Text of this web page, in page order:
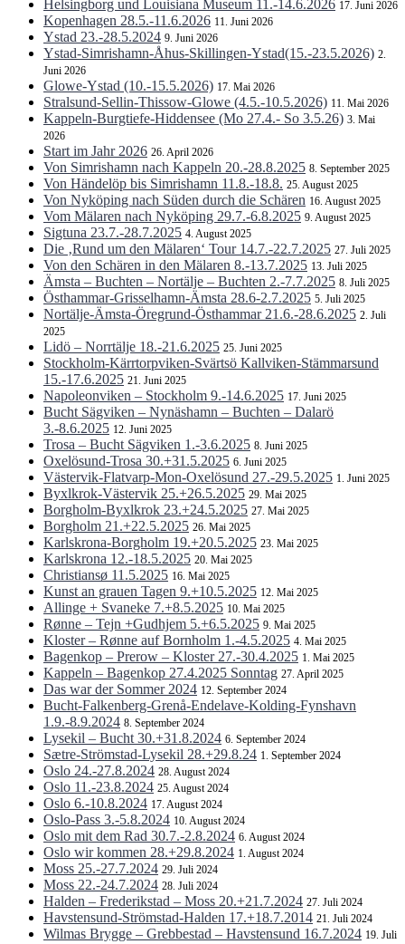
Helsingborg und Louisiana Museum 11.-14.6.2026 17. Juni 2026
Kopenhagen 28.5.-11.6.2026 11. Juni 2026
Ystad 23.-28.5.2024 9. Juni 2026
Ystad-Simrishamn-Åhus-Skillingen-Ystad(15.-23.5.2026) 2.
Juni 2026
Glowe-Ystad (10.-15.5.2026) 17. Mai 2026
Stralsund-Sellin-Thissow-Glowe (4.5.-10.5.2026) 11. Mai 2026
Kappeln-Burgtiefe-Hiddensee (Mo 27.4.- So 3.5.26) 3. Mai
2026
Start im Jahr 2026 26. April 2026
Von Simrishamn nach Kappeln 20.-28.8.2025 8. September 2025
Von Händelöp bis Simrishamn 11.8.-18.8. 25. August 2025
Von Nyköping nach Süden durch die Schären 16. August 2025
Vom Mälaren nach Nyköping 29.7.-6.8.2025 9. August 2025
Sigtuna 23.7.-28.7.2025 4. August 2025
Die ‚Rund um den Mälaren‘ Tour 14.7.-22.7.2025 27. Juli 2025
Von den Schären in den Mälaren 8.-13.7.2025 13. Juli 2025
Ämsta – Buchten – Nortälje – Buchten 2.-7.7.2025 8. Juli 2025
Östhammar-Grisselhamn-Ämsta 28.6-2.7.2025 5. Juli 2025
Nortälje-Ämsta-Öregrund-Östhammar 21.6.-28.6.2025 2. Juli
2025
Lidö – Norrtälje 18.-21.6.2025 25. Juni 2025
Stockholm-Kärrtorpviken-Svärtsö Kallviken-Stämmarsund
15.-17.6.2025 21. Juni 2025
Napoleonviken – Stockholm 9.-14.6.2025 17. Juni 2025
Bucht Sägviken – Nynäshamn – Buchten – Dalarö
3.-8.6.2025 12. Juni 2025
Trosa – Bucht Sägviken 1.-3.6.2025 8. Juni 2025
Oxelösund-Trosa 30.+31.5.2025 6. Juni 2025
Västervik-Flatvarp-Mon-Oxelösund 27.-29.5.2025 1. Juni 2025
Byxlkrok-Västervik 25.+26.5.2025 29. Mai 2025
Borgholm-Byxlkrok 23.+24.5.2025 27. Mai 2025
Borgholm 21.+22.5.2025 26. Mai 2025
Karlskrona-Borgholm 19.+20.5.2025 23. Mai 2025
Karlskrona 12.-18.5.2025 20. Mai 2025
Christiansø 11.5.2025 16. Mai 2025
Kunst an grauen Tagen 9.+10.5.2025 12. Mai 2025
Allinge + Svaneke 7.+8.5.2025 10. Mai 2025
Rønne – Tejn +Gudhjem 5.+6.5.2025 9. Mai 2025
Kloster – Rønne auf Bornholm 1.-4.5.2025 4. Mai 2025
Bagenkop – Prerow – Kloster 27.-30.4.2025 1. Mai 2025
Kappeln – Bagenkop 27.4.2025 Sonntag 27. April 2025
Das war der Sommer 2024 12. September 2024
Bucht-Falkenberg-Grenå-Endelave-Kolding-Fynshavn
1.9.-8.9.2024 8. September 2024
Lysekil – Bucht 30.+31.8.2024 6. September 2024
Sætre-Strömstad-Lysekil 28.+29.8.24 1. September 2024
Oslo 24.-27.8.2024 28. August 2024
Oslo 11.-23.8.2024 25. August 2024
Oslo 6.-10.8.2024 17. August 2024
Oslo-Pass 3.-5.8.2024 10. August 2024
Oslo mit dem Rad 30.7.-2.8.2024 6. August 2024
Oslo wir kommen 28.+29.8.2024 1. August 2024
Moss 25.-27.7.2024 29. Juli 2024
Moss 22.-24.7.2024 28. Juli 2024
Halden – Frederikstad – Moss 20.+21.7.2024 27. Juli 2024
Havstensund-Strömstad-Halden 17.+18.7.2014 21. Juli 2024
Wilmas Brygge – Grebbestad – Havstensund 16.7.2024 19. Juli